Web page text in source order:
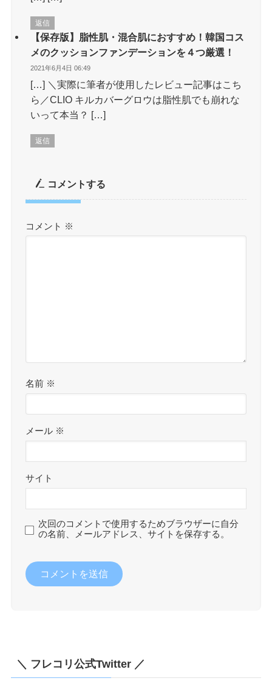
返信
【保存版】脂性肌・混合肌におすすめ！韓国コス
メのクッションファンデーションを４つ厳選！
2021年6月4日 06:49
[…] ＼実際に筆者が使用したレビュー記事はこち
ら／CLIO キルカバーグロウは脂性肌でも崩れな
いって本当？ […]
返信
コメントする
コメント ※
名前 ※
メール ※
サイト
次回のコメントで使用するためブラウザーに自分
の名前、メールアドレス、サイトを保存する。
＼ フレコリ公式Twitter ／